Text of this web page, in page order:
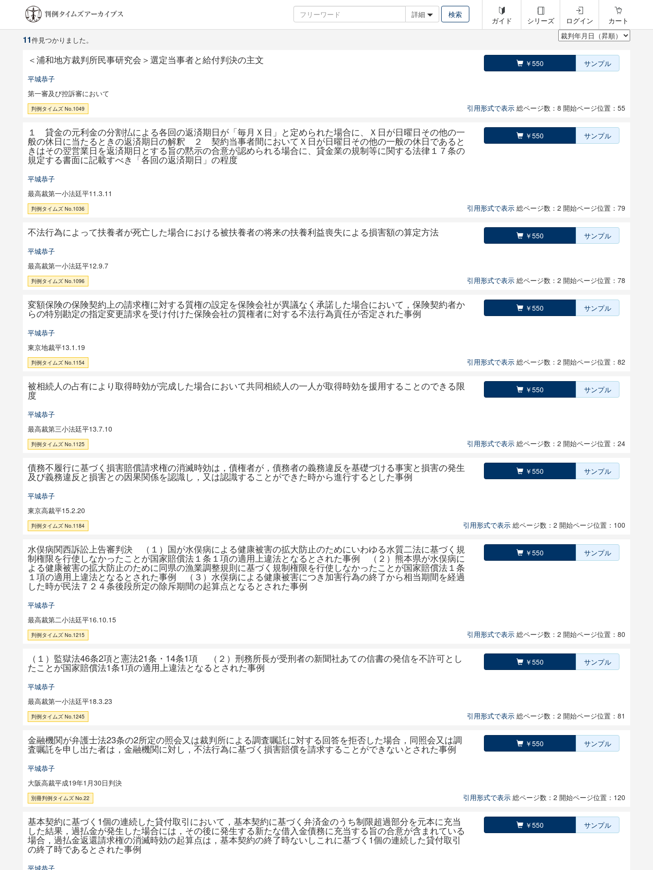
詳細
ガイド シリーズ ログイン カート
11件見つかりました。
＜浦和地方裁判所民事研究会＞選定当事者と給付判決の主文 ￥550
サンプル
平城恭子
第一審及び控訴審において
判例タイムズ No.1049 引用形式で表示 総ページ数：8 開始ページ位置：55
１ 貸金の元利金の分割払による各回の返済期日が「毎月Ｘ日」と定められた場合に、Ｘ日が日曜日その他の一
般の休日に当たるときの返済期日の解釈 ２ 契約当事者間においてＸ日が日曜日その他の一般の休日であると
きはその翌営業日を返済期日とする旨の黙示の合意が認められる場合に、貸金業の規制等に関する法律１７条の
規定する書面に記載すべき「各回の返済期日」の程度
￥550 サンプル
平城恭子
最高裁第一小法廷平11.3.11
判例タイムズ No.1036 引用形式で表示 総ページ数：2 開始ページ位置：79
不法行為によって扶養者が死亡した場合における被扶養者の将来の扶養利益喪失による損害額の算定方法 ￥550
サンプル
平城恭子
最高裁第一小法廷平12.9.7
判例タイムズ No.1096 引用形式で表示 総ページ数：2 開始ページ位置：78
変額保険の保険契約上の請求権に対する質権の設定を保険会社が異議なく承諾した場合において，保険契約者か
らの特別勘定の指定変更請求を受け付けた保険会社の質権者に対する不法行為貢任が否定された事例 ￥550 サンプル
平城恭子
東京地裁平13.1.19
判例タイムズ No.1154 引用形式で表示 総ページ数：2 開始ページ位置：82
被相続人の占有により取得時効が完成した場合において共同相続人の一人が取得時効を援用することのできる限
度 ￥550 サンプル
平城恭子
最高裁第三小法廷平13.7.10
判例タイムズ No.1125 引用形式で表示 総ページ数：2 開始ページ位置：24
債務不履行に基づく損害賠償請求権の消滅時効は，債権者が，債務者の義務違反を基礎づける事実と損害の発生
及び義務違反と損害との因果関係を認識し，又は認識することができた時から進行するとした事例 ￥550 サンプル
平城恭子
東京高裁平15.2.20
判例タイムズ No.1184 引用形式で表示 総ページ数：2 開始ページ位置：100
水俣病関西訴訟上告審判決 （１）国が水俣病による健康被害の拡大防止のためにいわゆる水質二法に基づく規
制権限を行使しなかったことが国家賠償法１条１項の適用上違法となるとされた事例 （２）熊本県が水俣病に
よる健康被害の拡大防止のために同県の漁業調整規則に基づく規制権限を行使しなかったことが国家賠償法１条
１項の適用上違法となるとされた事例 （３）水俣病による健康被害につき加害行為の終了から相当期間を経過
した時が民法７２４条後段所定の除斥期間の起算点となるとされた事例
￥550 サンプル
平城恭子
最高裁第二小法廷平16.10.15
判例タイムズ No.1215 引用形式で表示 総ページ数：2 開始ページ位置：80
（１）監獄法46条2項と憲法21条・14条1項 （２）刑務所長が受刑者の新聞社あての信書の発信を不許可とし
たことが国家賠償法1条1項の適用上違法となるとされた事例 ￥550 サンプル
平城恭子
最高裁第一小法廷平18.3.23
判例タイムズ No.1245 引用形式で表示 総ページ数：2 開始ページ位置：81
金融機関が弁護士法23条の2所定の照会又は裁判所による調査嘱託に対する回答を拒否した場合，同照会又は調
査嘱託を申し出た者は，金融機関に対し，不法行為に基づく損害賠償を請求することができないとされた事例 ￥550 サンプル
平城恭子
大阪高裁平成19年1月30日判決
別冊判例タイムズ No.22 引用形式で表示 総ページ数：2 開始ページ位置：120
基本契約に基づく1個の連続した貸付取引において，基本契約に基づく弁済金のうち制限超過部分を元本に充当
した結果，過払金が発生した場合には，その後に発生する新たな借入金債務に充当する旨の合意が含まれている
場合，過払金返還請求権の消滅時効の起算点は，基本契約の終了時ないしこれに基づく1個の連続した貸付取引
の終了時であるとされた事例
￥550 サンプル
平城恭子